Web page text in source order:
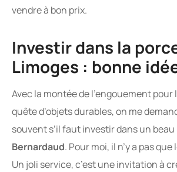
vendre à bon prix.
Investir dans la
Limoges : bonne
Avec la montée de l’engouement pour
quête d’objets durables, on me
souvent s’il faut investir dans un beau
Bernardaud. Pour moi, il n’y a pas
Un joli service, c’est une invitation à